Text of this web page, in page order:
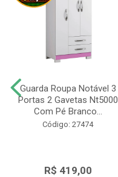
Guarda Roupa Notável 3
Portas 2 Gavetas Nt5000
Com Pé Branco...
Código: 27474
R$ 419,00